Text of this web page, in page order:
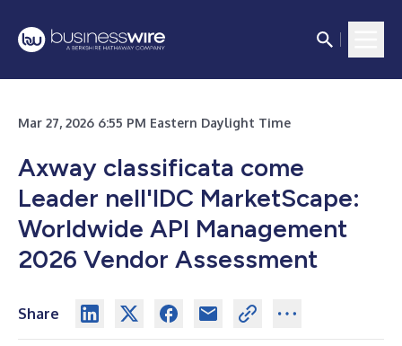
Mar 27, 2026 6:55 PM Eastern Daylight Time
Axway classificata come
Leader nell'IDC MarketScape:
Worldwide API Management
2026 Vendor Assessment
Share